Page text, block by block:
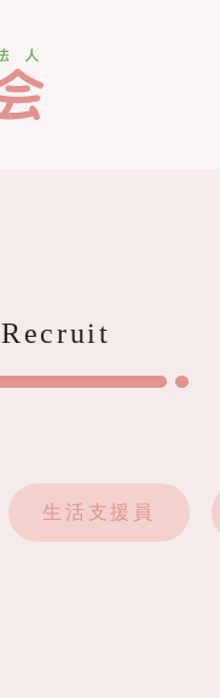
Recruit
生活支援員